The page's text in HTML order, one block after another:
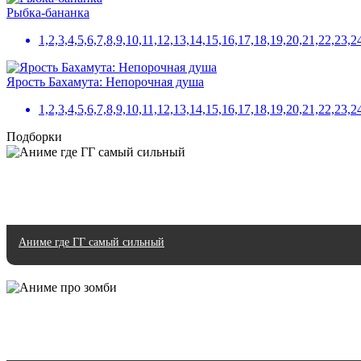
Рыбка-бананка
Ярость Бахамута: Непорочная душа
Подборки
Аниме где ГГ самый сильный